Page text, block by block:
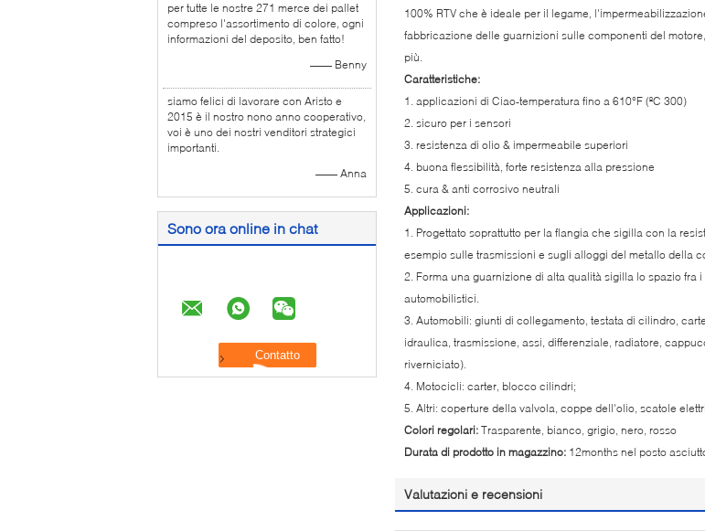
per tutte le nostre 271 merce dei pallet
compreso l'assortimento di colore, ogni
informazioni del deposito, ben fatto!
—— Benny
siamo felici di lavorare con Aristo e
2015 è il nostro nono anno cooperativo,
voi è uno dei nostri venditori strategici
importanti.
—— Anna
Sono ora online in chat
100% RTV che è ideale per il legame,
fabbricazione delle guarnizioni sulle componenti del
più.
Caratteristiche:
1. applicazioni di Ciao-temperatura fino a 610°F (ºC 300)
2. sicuro per i sensori
3. resistenza di olio & impermeabile superiori
4. buona flessibilità, forte resistenza alla pressione
5. cura & anti corrosivo neutrali
Applicazioni:
1. Progettato soprattutto per la flangia che sigilla con la
esempio sulle trasmissioni e sugli alloggi del metallo della
2. Forma una guarnizione di alta qualità sigilla lo spazio
automobilistici.
3. Automobili: giunti di collegamento, testata di cilindro,
idraulica, trasmissione, assi, differenziale, radiatore,
riverniciato).
4. Motocicli: carter, blocco cilindri;
5. Altri: coperture della valvola, coppe dell'olio, scatole
Colori regolari: Trasparente, bianco, grigio, nero, rosso
Durata di prodotto in magazzino: 12months nel posto
Valutazioni e recensioni